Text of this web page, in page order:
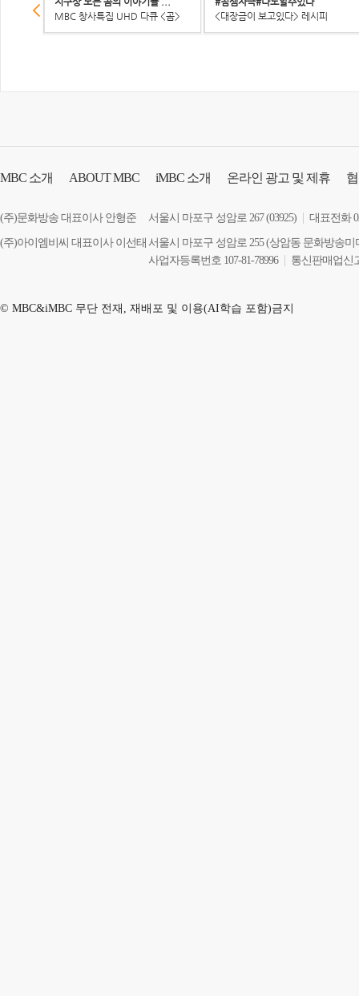
MBC 창사특집 UHD 다큐 <곰>
<대장금이 보고있다> 레시피
MBC 소개 ABOUT MBC iMBC 소개 온라인 광고 및 제휴
(주)문화방송 대표이사 안형준 서울시 마포구 성암로 267 (03925) 대표전화
(주)아이엠비씨 대표이사 이선태 서울시 마포구 성암로 255 (상암동 문화방송미
사업자등록번호 107-81-78996
통신판매업신
© MBC&iMBC 무단 전재, 재배포 및 이용(AI학습 포함)금지